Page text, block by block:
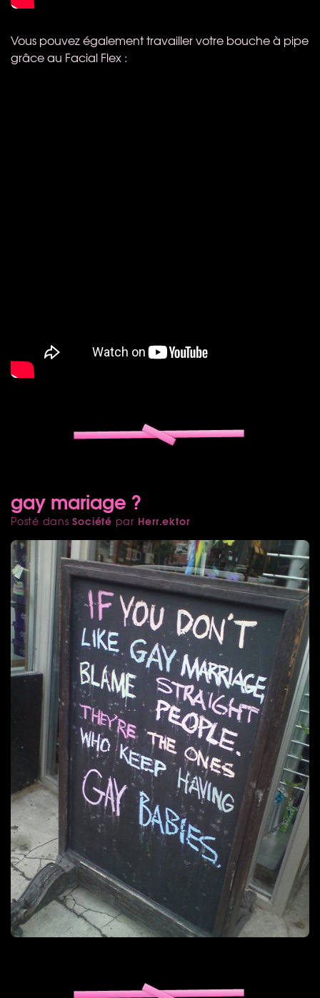
Vous pouvez également travailler votre bouche à pipe
grâce au Facial Flex :
gay mariage ?
Posté dansSociété par Herr.ektor